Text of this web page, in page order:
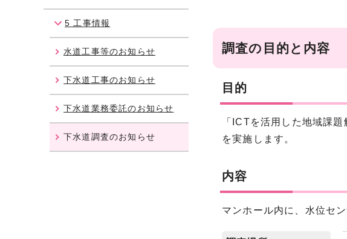
調査の目的と内容
目的
「ICTを活用した地域課
を実施します。
内容
マンホール内に、水位セ
5 工事情報
水道工事等のお知らせ
下水道工事のお知らせ
下水道業務委託のお知らせ
下水道調査のお知らせ